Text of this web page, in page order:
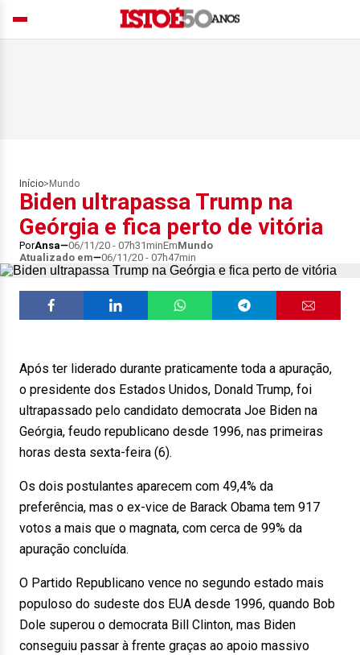
Início> Mundo
Biden ultrapassa Trump na
Geórgia e fica perto de vitória
PorAnsa 06/11/20 - 07h31minEmMundo
Atualizado em
06/11/20 - 07h47min
Após ter liderado durante praticamente toda a apuração,
o presidente dos Estados Unidos, Donald Trump, foi
ultrapassado pelo candidato democrata Joe Biden na
Geórgia, feudo republicano desde 1996, nas primeiras
horas desta sexta-feira (6).
Os dois postulantes aparecem com 49,4% da
preferência, mas o ex-vice de Barack Obama tem 917
votos a mais que o magnata, com cerca de 99% da
apuração concluída.
O Partido Republicano vence no segundo estado mais
populoso do sudeste dos EUA desde 1996, quando Bob
Dole superou o democrata Bill Clinton, mas Biden
conseguiu passar à frente graças ao apoio massivo